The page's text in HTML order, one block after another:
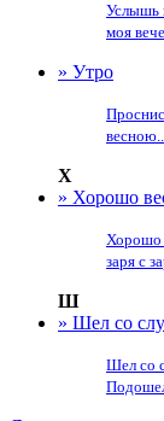
Услышь
моя
» Утро
Х
» Хорошо
Хорошо
заря с
Ш
» Шел со
Шел со